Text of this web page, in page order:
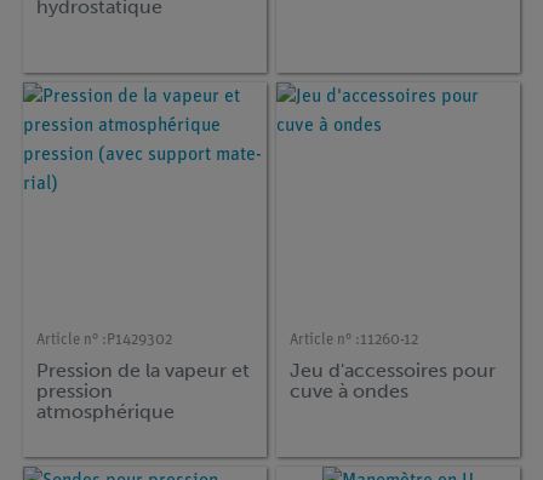
hydrostatique
Article n° : P1429302
Pression de la vapeur et
pression
atmosphérique
mate-rial)
Article n° :11260-12
Jeu d'accessoires pour
cuve à ondes